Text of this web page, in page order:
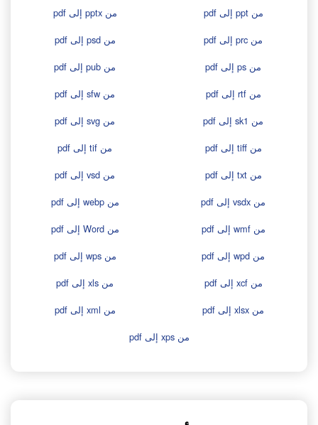
من ppt إلى pdf
من pptx إلى pdf
من prc إلى pdf
من psd إلى pdf
من ps إلى pdf
من pub إلى pdf
من rtf إلى pdf
من sfw إلى pdf
من sk1 إلى pdf
من svg إلى pdf
من tiff إلى pdf
من tif إلى pdf
من txt إلى pdf
من vsd إلى pdf
من vsdx إلى pdf
من webp إلى pdf
من wmf إلى pdf
من Word إلى pdf
من wpd إلى pdf
من wps إلى pdf
من xcf إلى pdf
من xls إلى pdf
من xlsx إلى pdf
من xml إلى pdf
من xps إلى pdf